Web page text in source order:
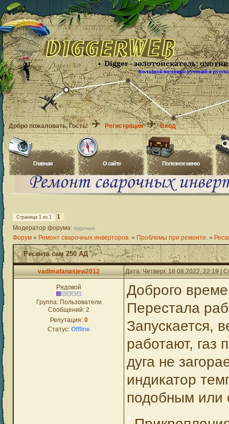
Добро пожаловать, Гость! Регистрация Вход
Главная O сайте Полезное меню
Страница 1 из 1
1
Модератор форума: diggerweb
Форум » Ремонт сварочных инверторов. » Проблемы при ремонте. »
Ресанта сам 250 АД
vadimafanasjew2012 Дата: Четверг, 18.08.2022, 22:19 |
Рядовой
Группа: Пользователи
Сообщений: 2
Репутация: 0
Статус: Offline
Доброго
Перестала
Запускается,
работают, газ
дуга не
индикатор
подобным или